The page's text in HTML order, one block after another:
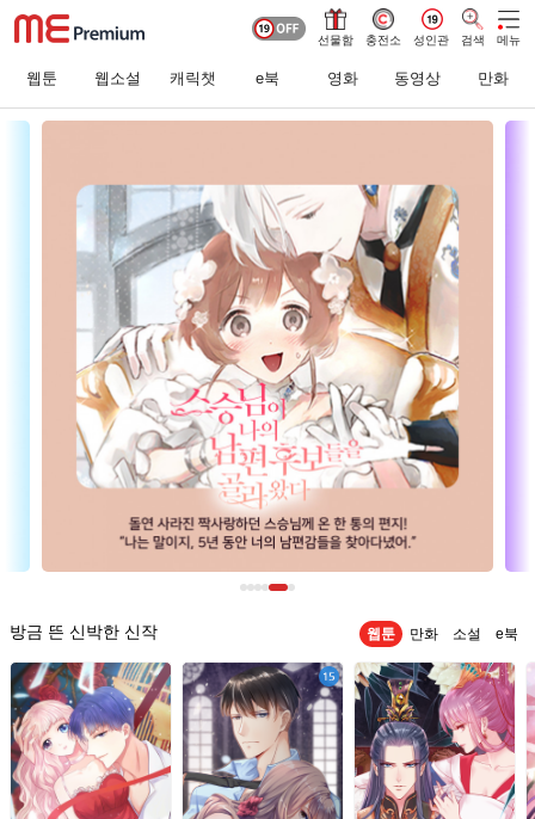
선물함 충전소 성인관 검색 메뉴
웹툰 웹소설 캐릭챗 e북 영화 동영상 만화
방금 뜬 신박한 신작 웹툰 만화 소설 e북